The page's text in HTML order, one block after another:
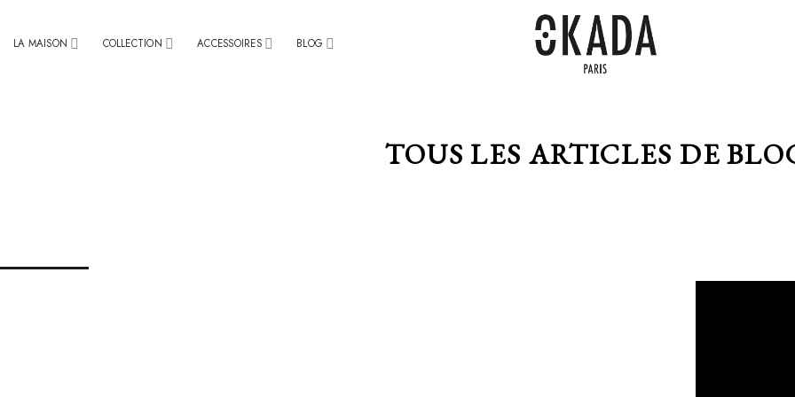
contenu
LA MAISON COLLECTION ACCESSOIRES BLOG
TOUS LES ARTICLES DE